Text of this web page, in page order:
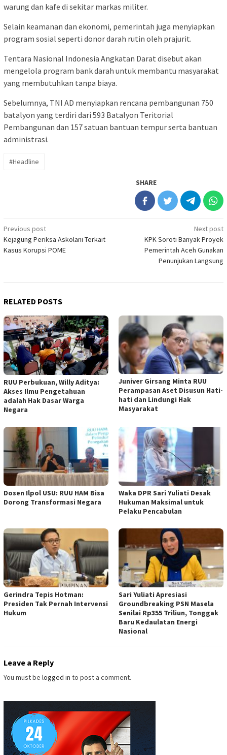
warung dan kafe di sekitar markas militer.
Selain keamanan dan ekonomi, pemerintah juga menyiapkan
program sosial seperti donor darah rutin oleh prajurit.
Tentara Nasional Indonesia Angkatan Darat disebut akan
mengelola program bank darah untuk membantu masyarakat
yang membutuhkan tanpa biaya.
Sebelumnya, TNI AD menyiapkan rencana pembangunan 750
batalyon yang terdiri dari 593 Batalyon Teritorial
Pembangunan dan 157 satuan bantuan tempur serta bantuan
administrasi.
#Headline
SHARE
Post
navigation
Previous post
Kejagung Periksa Askolani Terkait
Kasus Korupsi POME
Next post
KPK Soroti Banyak Proyek
Pemerintah Aceh Gunakan
Penunjukan Langsung
RELATED POSTS
RUU Perbukuan, Willy Aditya:
Akses Ilmu Pengetahuan
adalah Hak Dasar Warga
Negara
Juniver Girsang Minta RUU
Perampasan Aset Disusun Hati-
hati dan Lindungi Hak
Masyarakat
Dosen Ilpol USU: RUU HAM Bisa
Dorong Transformasi Negara
Waka DPR Sari Yuliati Desak
Hukuman Maksimal untuk
Pelaku Pencabulan
Gerindra Tepis Hotman:
Presiden Tak Pernah Intervensi
Hukum
Sari Yuliati Apresiasi
Groundbreaking PSN Masela
Senilai Rp355 Triliun, Tonggak
Baru Kedaulatan Energi
Nasional
Leave a Reply
You must be logged in to post a comment.